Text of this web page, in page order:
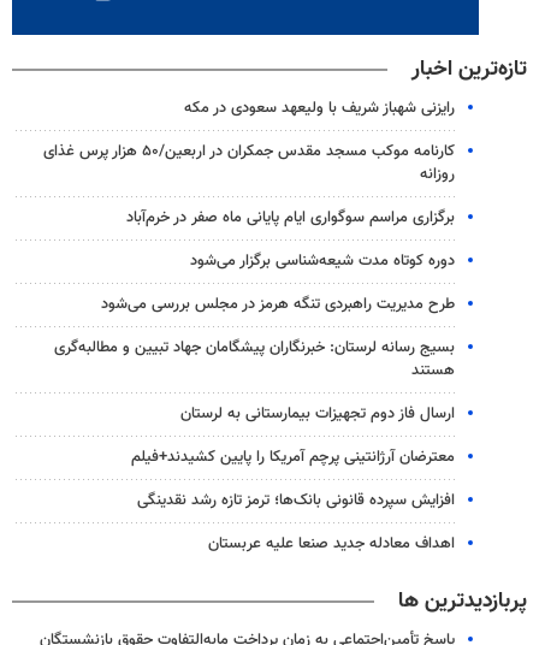
تازه‌ترین اخبار
رایزنی شهباز شریف با ولیعهد سعودی در مکه
کارنامه موکب مسجد مقدس جمکران در اربعین/۵۰ هزار پرس غذای
روزانه
برگزاری مراسم سوگواری ایام پایانی ماه صفر در خرم‌آباد
دوره کوتاه مدت شیعه‌شناسی برگزار می‌شود
طرح مدیریت راهبردی تنگه هرمز در مجلس بررسی می‌شود
بسیج رسانه لرستان: خبرنگاران پیشگامان جهاد تبیین و مطالبه‌گری
هستند
ارسال فاز دوم تجهیزات بیمارستانی به لرستان
معترضان آرژانتینی پرچم آمریکا را پایین کشیدند+فیلم
افزایش سپرده قانونی بانک‌ها؛ ترمز تازه رشد نقدینگی
اهداف معادله جدید صنعا علیه عربستان
پربازدیدترین ها